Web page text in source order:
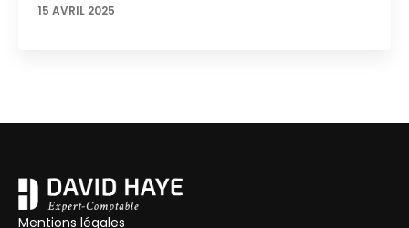
15 AVRIL 2025
Mentions légales